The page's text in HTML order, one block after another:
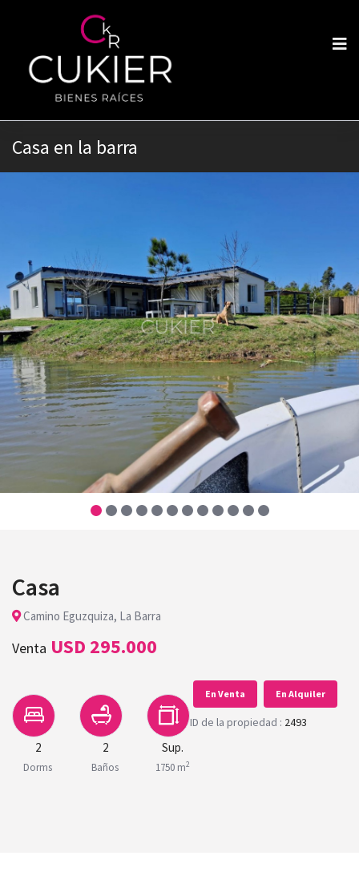
Casa en la barra
Casa
Camino Eguzquiza, La Barra
Venta USD 295.000
2
Dorms
2
Baños
Sup.
1750 m2
En Venta En Alquiler
ID de la propiedad : 2493